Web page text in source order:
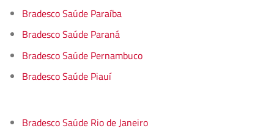
Bradesco Saúde Paraíba
Bradesco Saúde Paraná
Bradesco Saúde Pernambuco
Bradesco Saúde Piauí
Bradesco Saúde Rio de Janeiro